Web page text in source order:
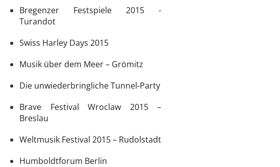
Bregenzer Festspiele 2015 -
Turandot
Swiss Harley Days 2015
Musik über dem Meer – Grömitz
Die unwiederbringliche Tunnel-Party
Brave Festival Wroclaw 2015 –
Breslau
Weltmusik Festival 2015 – Rudolstadt
Humboldtforum Berlin